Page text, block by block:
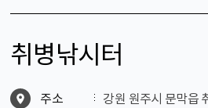
취병낚시터
주소
강원 원주시 문막읍